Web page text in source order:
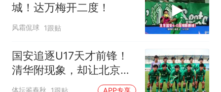
城！达万梅开二度！
风霜侃球 1跟贴
国安追逐U17天才前锋！
清华附现象，却让北京顶
级小妖难进俱乐部
体坛鉴春秋 1跟贴